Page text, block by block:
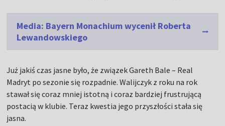
Media: Bayern Monachium wycenił Roberta
Lewandowskiego
Już jakiś czas jasne było, że związek Gareth Bale – Real
Madryt po sezonie się rozpadnie. Walijczyk z roku na rok
stawał się coraz mniej istotną i coraz bardziej frustrującą
postacią w klubie. Teraz kwestia jego przyszłości stała się
jasna.